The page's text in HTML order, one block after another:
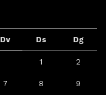
Dv Ds Dg
1 2
7 8 9